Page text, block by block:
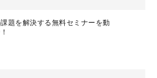
題を解決する無料セミナーを動